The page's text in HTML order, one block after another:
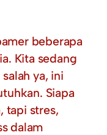
beberapa
Kita sedang
ya, ini
Siapa
tapi stres,
dalam